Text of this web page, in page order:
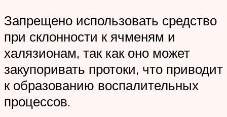
Запрещено использовать средство
при склонности к ячменям и
халязионам, так как оно может
закупоривать протоки, что приводит
к образованию воспалительных
процессов.